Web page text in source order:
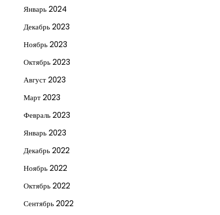
Январь 2024
Декабрь 2023
Ноябрь 2023
Октябрь 2023
Август 2023
Март 2023
Февраль 2023
Январь 2023
Декабрь 2022
Ноябрь 2022
Октябрь 2022
Сентябрь 2022